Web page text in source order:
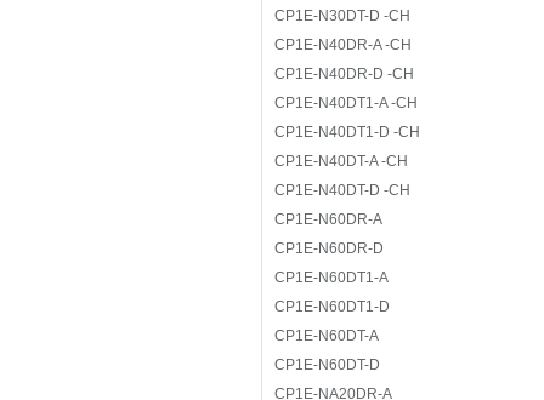
CP1E-N30DT-D -CH
CP1E-N40DR-A -CH
CP1E-N40DR-D -CH
CP1E-N40DT1-A -CH
CP1E-N40DT1-D -CH
CP1E-N40DT-A -CH
CP1E-N40DT-D -CH
CP1E-N60DR-A
CP1E-N60DR-D
CP1E-N60DT1-A
CP1E-N60DT1-D
CP1E-N60DT-A
CP1E-N60DT-D
CP1E-NA20DR-A